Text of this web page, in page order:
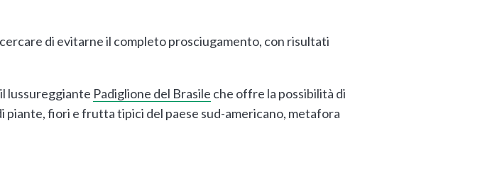
di evitarne il completo prosciugamento, con risultati
lussureggiante Padiglione del Brasile che offre la possibilità di
piante, fiori e frutta tipici del paese sud-americano, metafora